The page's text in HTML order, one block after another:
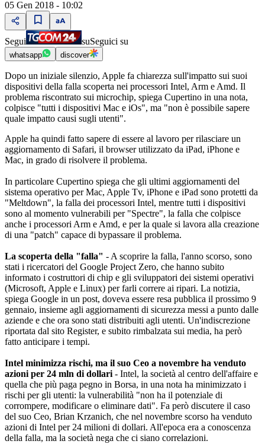
05 Gen 2018 - 10:02
Segui suSeguici su
whatsapp discover
Dopo un iniziale silenzio, Apple fa chiarezza sull'impatto sui suoi
dispositivi della falla scoperta nei processori Intel, Arm e Amd. Il
problema riscontrato sui microchip, spiega Cupertino in una nota,
colpisce "tutti i dispositivi Mac e iOs", ma "non è possibile sapere
quale impatto causi sugli utenti".
Apple ha quindi fatto sapere di essere al lavoro per rilasciare un
aggiornamento di Safari, il browser utilizzato da iPad, iPhone e
Mac, in grado di risolvere il problema.
In particolare Cupertino spiega che gli ultimi aggiornamenti del
sistema operativo per Mac, Apple Tv, iPhone e iPad sono protetti da
"Meltdown", la falla dei processori Intel, mentre tutti i dispositivi
sono al momento vulnerabili per "Spectre", la falla che colpisce
anche i processori Arm e Amd, e per la quale si lavora alla creazione
di una "patch" capace di bypassare il problema.
La scoperta della "falla" - A scoprire la falla, l'anno scorso, sono
stati i ricercatori del Google Project Zero, che hanno subito
informato i costruttori di chip e gli sviluppatori dei sistemi operativi
(Microsoft, Apple e Linux) per farli correre ai ripari. La notizia,
spiega Google in un post, doveva essere resa pubblica il prossimo 9
gennaio, insieme agli aggiornamenti di sicurezza messi a punto dalle
aziende e che ora sono stati distribuiti agli utenti. Un'indiscrezione
riportata dal sito Register, e subito rimbalzata sui media, ha però
fatto anticipare i tempi.
Intel minimizza rischi, ma il suo Ceo a novembre ha venduto
azioni per 24 mln di dollari - Intel, la società al centro dell'affaire e
quella che più paga pegno in Borsa, in una nota ha minimizzato i
rischi per gli utenti: la vulnerabilità "non ha il potenziale di
corrompere, modificare o eliminare dati". Fa però discutere il caso
del suo Ceo, Brian Krzanich, che nel novembre scorso ha venduto
azioni di Intel per 24 milioni di dollari. All'epoca era a conoscenza
della falla, ma la società nega che ci siano correlazioni.